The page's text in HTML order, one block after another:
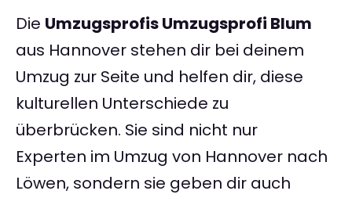
Die Umzugsprofis Umzugsprofi Blum
aus Hannover stehen dir bei deinem
Umzug zur Seite und helfen dir, diese
kulturellen Unterschiede zu
überbrücken. Sie sind nicht nur
Experten im Umzug von Hannover nach
Löwen, sondern sie geben dir auch